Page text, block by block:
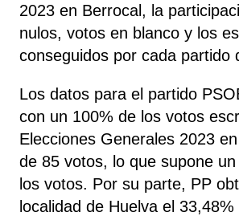
2023 en Berrocal, la
nulos, votos en blanco y los
conseguidos por cada partido
Los datos para el partido
con un 100% de los votos
Elecciones Generales 2023
de 85 votos, lo que supone
los votos. Por su parte, PP
localidad de Huelva el